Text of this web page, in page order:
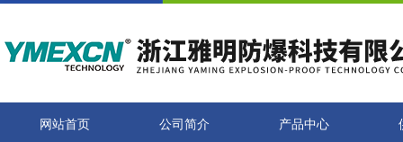
网站首页 公司简介 产品中心